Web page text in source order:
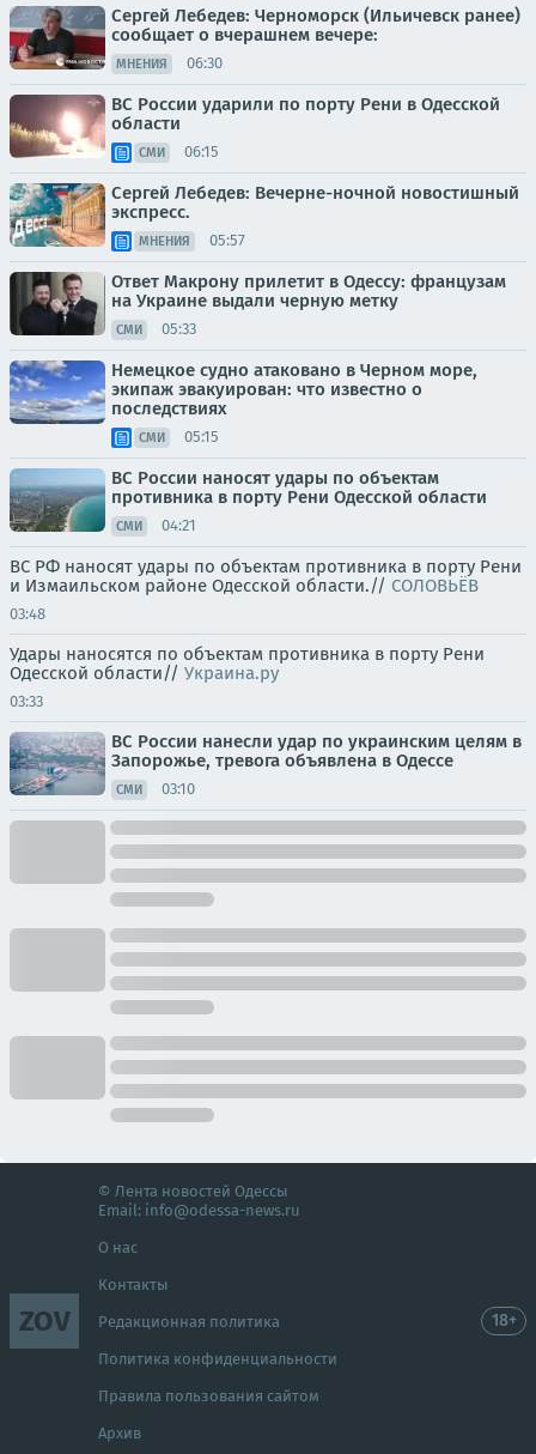
Сергей Лебедев: Черноморск (Ильичевск ранее)
сообщает о вчерашнем вечере:
МНЕНИЯ 06:30
ВС России ударили по порту Рени в Одесской
области
СМИ 06:15
Сергей Лебедев: Вечерне-ночной новостишный
экспресс.
МНЕНИЯ 05:57
Ответ Макрону прилетит в Одессу: французам
на Украине выдали черную метку
СМИ 05:33
Немецкое судно атаковано в Черном море,
экипаж эвакуирован: что известно о
последствиях
СМИ 05:15
ВС России наносят удары по объектам
противника в порту Рени Одесской области
СМИ 04:21
ВС РФ наносят удары по объектам противника в порту Рени
и Измаильском районе Одесской области.// СОЛОВЬЁВ
03:48
Удары наносятся по объектам противника в порту Рени
Одесской области// Украина.ру
03:33
ВС России нанесли удар по украинским целям в
Запорожье, тревога объявлена в Одессе
СМИ 03:10
ZOV
© Лента новостей Одессы
Email: info@odessa-news.ru
О нас
Контакты
Редакционная политика
Политика конфиденциальности
Правила пользования сайтом
Архив
18+